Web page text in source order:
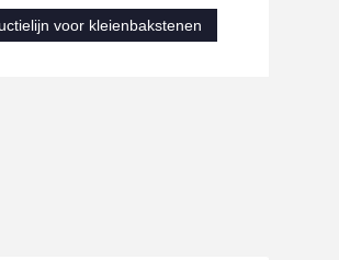
voor kleienbakstenen